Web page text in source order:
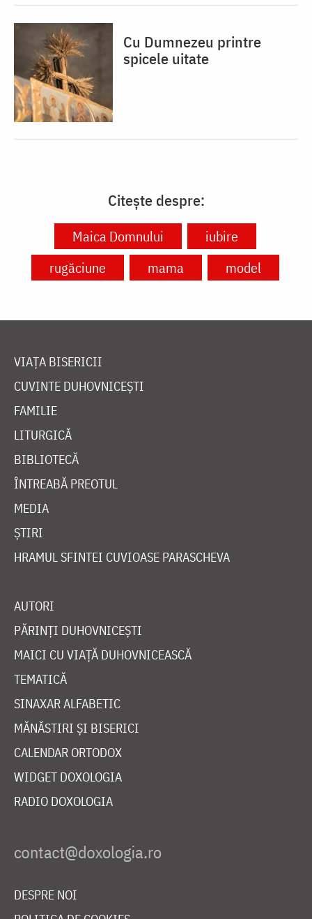
Cu Dumnezeu printre
spicele uitate
Citește despre:
Maica Domnului
iubire
rugăciune
mama model
VIAȚA BISERICII
CUVINTE DUHOVNICEȘTI
FAMILIE
LITURGICĂ
BIBLIOTECĂ
ÎNTREABĂ PREOTUL
MEDIA
ȘTIRI
HRAMUL SFINTEI CUVIOASE PARASCHEVA
AUTORI
PĂRINȚI DUHOVNICEȘTI
MAICI CU VIAȚĂ DUHOVNICEASCĂ
TEMATICĂ
SINAXAR ALFABETIC
MĂNĂSTIRI ȘI BISERICI
CALENDAR ORTODOX
WIDGET DOXOLOGIA
RADIO DOXOLOGIA
DESPRE NOI